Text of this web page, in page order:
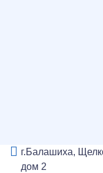
г.Балашиха,
дом 2